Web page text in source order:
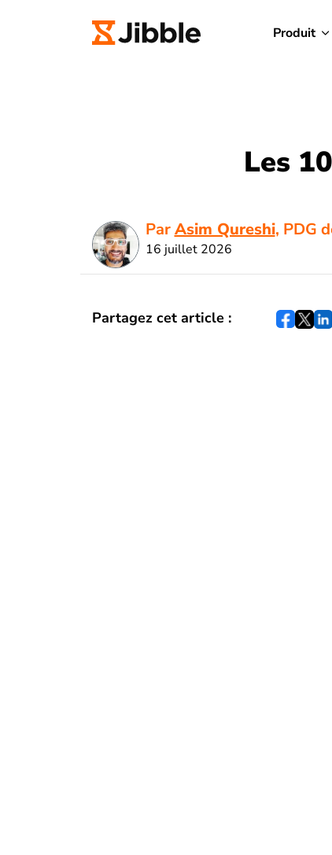
Produit
Les
ParAsim Qureshi, PDG
16 juillet 2026
Partagez cet article :